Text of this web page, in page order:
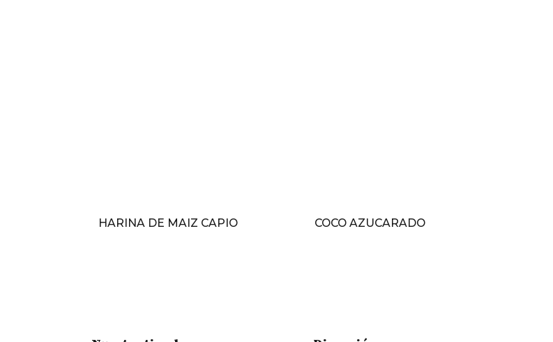
HARINA DE MAIZ CAPIO COCO AZUCARADO